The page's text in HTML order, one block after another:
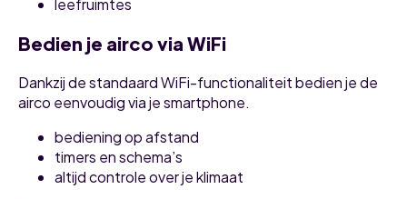
leefruimtes
Bedien je airco via WiFi
Dankzij de standaard WiFi-functionaliteit bedien je de
airco eenvoudig via je smartphone.
bediening op afstand
timers en schema’s
altijd controle over je klimaat